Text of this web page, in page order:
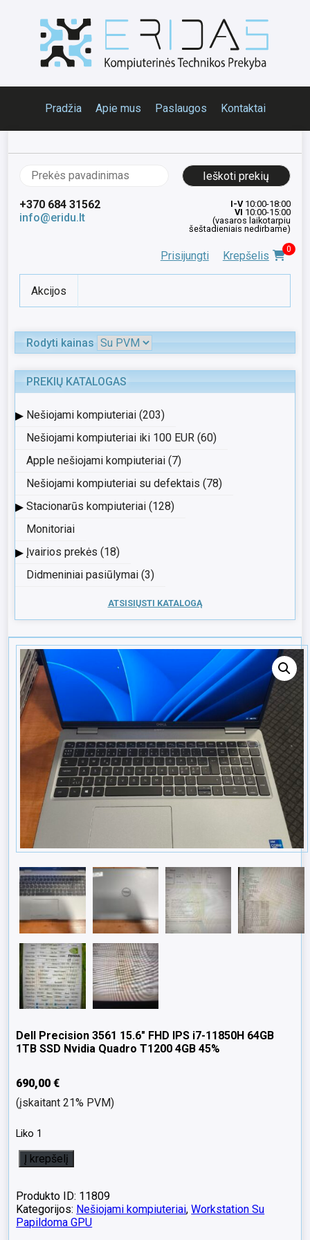
Pradžia Apie mus Paslaugos Kontaktai
Ieškoti:
+370 684 31562
info@eridu.lt
I-V10:00-18:00
VI 10:00-15:00
(vasaros laikotarpiu
šeštadieniais nedirbame)
Prisijungti Krepšelis 0
Akcijos
Rodyti kainas
PREKIŲ KATALOGAS
▸ Nešiojami kompiuteriai (203)
Nešiojami kompiuteriai iki 100 EUR (60)
Apple nešiojami kompiuteriai (7)
Nešiojami kompiuteriai su defektais (78)
▸ Stacionarūs kompiuteriai (128)
Monitoriai
▸ Įvairios prekės (18)
Didmeniniai pasiūlymai (3)
ATSISIŲSTI KATALOGĄ
Dell Precision 3561 15.6″ FHD IPS i7-11850H 64GB
1TB SSD Nvidia Quadro T1200 4GB 45%
690,00€
(įskaitant 21% PVM)
Liko 1
produkto
kiekis:
Precision
3561
15.6"
Į krepšelį
Produkto ID: 11809
Kategorijos: Nešiojami kompiuteriai,Workstation Su
Papildoma GPU